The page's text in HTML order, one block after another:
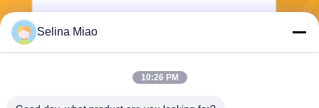
Selina Miao
10:26 PM